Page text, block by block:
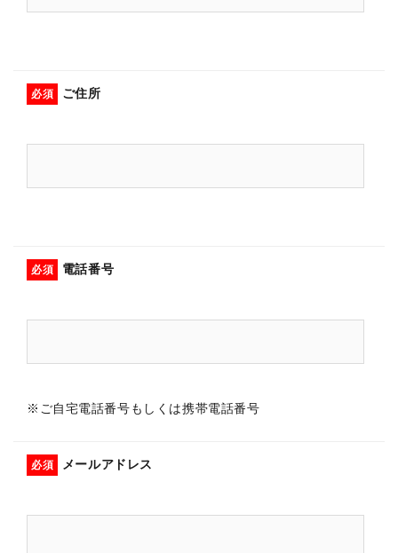
必須 ご住所
必須 電話番号
※ご自宅電話番号もしくは携帯電話番号
必須 メールアドレス